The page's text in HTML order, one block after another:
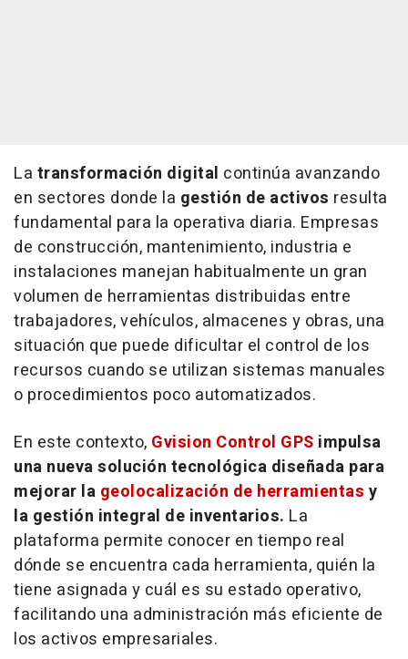
La transformación digital continúa avanzando
en sectores donde la gestión de activos resulta
fundamental para la operativa diaria. Empresas
de construcción, mantenimiento, industria e
instalaciones manejan habitualmente un gran
volumen de herramientas distribuidas entre
trabajadores, vehículos, almacenes y obras, una
situación que puede dificultar el control de los
recursos cuando se utilizan sistemas manuales
o procedimientos poco automatizados.
En este contexto, Gvision Control GPS impulsa
una nueva solución tecnológica diseñada para
mejorar la geolocalización de herramientas y
la gestión integral de inventarios. La
plataforma permite conocer en tiempo real
dónde se encuentra cada herramienta, quién la
tiene asignada y cuál es su estado operativo,
facilitando una administración más eficiente de
los activos empresariales.